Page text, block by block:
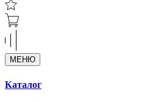
МЕНЮ
Каталог